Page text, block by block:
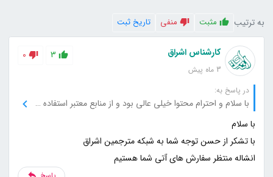
به ترتیب مثبت منفی تاریخ ثبت
کارشناس اشراق
3 ماه پیش
3
0
در پاسخ به:
با سلام و احترام محتوا خیلی عالی بود و از منابع معتبر استفاده کرده بودید که باعث شد بیشتر به سایت اعتماد کنم. خیلی خوشحال می‌شم اگه منابع بیشتری هم معرفی کنید تا بیشتر از این مطالب استفاده کنم.
انشاله منتظر سفارش های آتی شما هستیم